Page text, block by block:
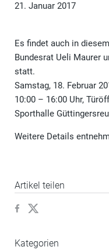
21. Januar 2017
Es findet auch in
Bundesrat Ueli Maurer
statt.
Samstag, 18. Februar
10:00 – 16:00 Uhr,
Sporthalle
Weitere Details
Artikel teilen
Kategorien